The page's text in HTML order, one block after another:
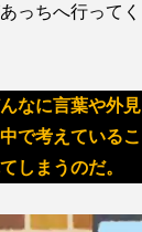
っちへ行ってく
なに言葉や外見
で考えているこ
しまうのだ。